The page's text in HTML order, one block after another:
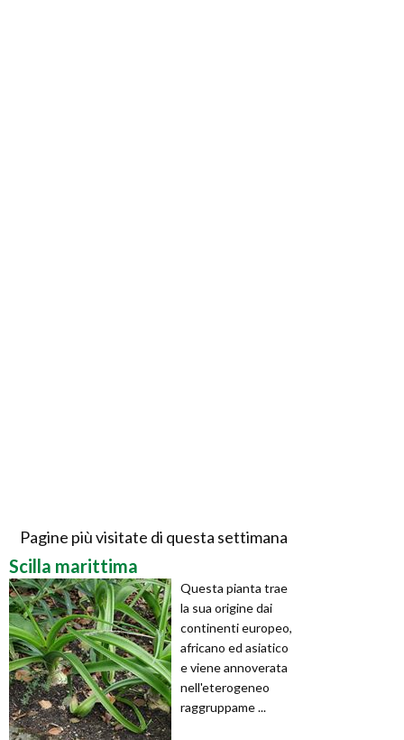
Pagine più visitate di questa settimana
Scilla marittima
Questa pianta trae
la sua origine dai
continenti europeo,
africano ed asiatico
e viene annoverata
nell'eterogeneo
raggruppame ...